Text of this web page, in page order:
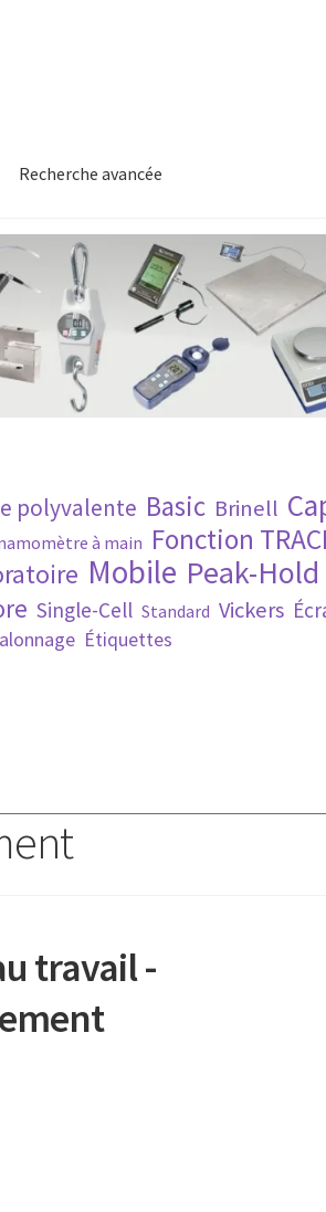
Recherche avancée
et de retours Recherche
polyvalente Basic Brinell
à main Fonction
Mobile Peak-Hold
Single-Cell Standard Vickers
Étiquettes
travail -